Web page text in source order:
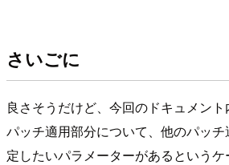
さいごに
良さそうだけど、今回のドキュメン
パッチ適用部分について、他のパッ
定したいパラメーターがあるという